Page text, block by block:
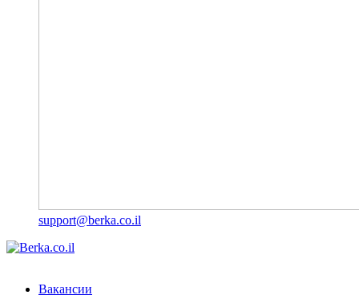
support@berka.co.il
Вакансии